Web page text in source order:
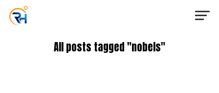
All posts tagged "nobels"